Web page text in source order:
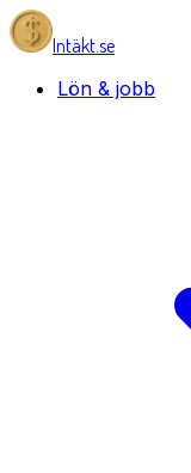
Intäkt.se
Lön & jobb